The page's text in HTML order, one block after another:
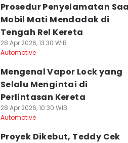
Prosedur Penyelamatan
Mobil Mati Mendadak di
Tengah Rel Kereta
28 Apr 2026, 13:30 WIB
Automotive
Mengenal Vapor Lock yang
Selalu Mengintai di
Perlintasan Kereta
28 Apr 2026, 10:30 WIB
Automotive
Proyek Dikebut, Teddy Cek